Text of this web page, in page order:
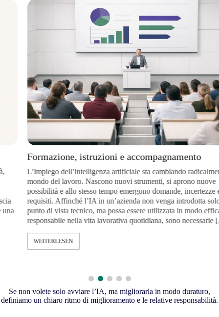
Formazione, istruzioni e accompagnamento
L’impiego dell’intelligenza artificiale sta cambiando radicalmente
mondo del lavoro. Nascono nuovi strumenti, si aprono nuove
possibilità e allo stesso tempo emergono domande, incertezze e
requisiti. Affinché l’IA in un’azienda non venga introdotta solo dal
punto di vista tecnico, ma possa essere utilizzata in modo efficace
responsabile nella vita lavorativa quotidiana, sono necessarie […]
WEITERLESEN
Se non volete solo avviare l’IA, ma migliorarla in modo duraturo,
definiamo un chiaro ritmo di miglioramento e le relative responsabilità.